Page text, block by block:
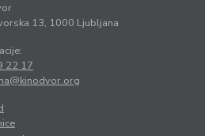
13, 1000 Ljubljana
22 17